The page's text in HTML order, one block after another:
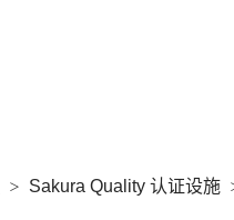
Sakura Quality 认证设施